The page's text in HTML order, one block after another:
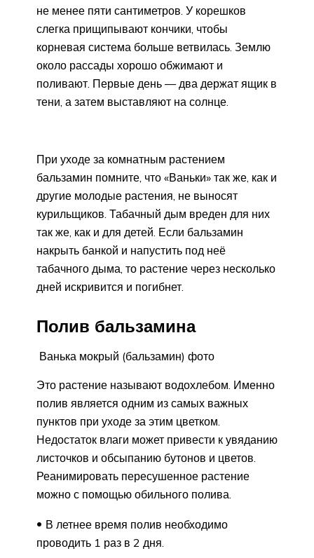
не менее пяти сантиметров. У корешков
слегка прищипывают кончики, чтобы
корневая система больше ветвилась. Землю
около рассады хорошо обжимают и
поливают. Первые день — два держат ящик в
тени, а затем выставляют на солнце.
При уходе за комнатным растением
бальзамин помните, что «Ваньки» так же, как и
другие молодые растения, не выносят
курильщиков. Табачный дым вреден для них
так же, как и для детей. Если бальзамин
накрыть банкой и напустить под неё
табачного дыма, то растение через несколько
дней искривится и погибнет.
Полив бальзамина
Ванька мокрый (бальзамин) фото
Это растение называют водохлебом. Именно
полив является одним из самых важных
пунктов при уходе за этим цветком.
Недостаток влаги может привести к увяданию
листочков и обсыпанию бутонов и цветов.
Реанимировать пересушенное растение
можно с помощью обильного полива.
В летнее время полив необходимо
проводить 1 раз в 2 дня.